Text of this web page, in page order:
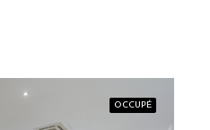
OCCUPÉ